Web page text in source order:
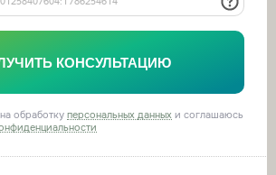
КОНСУЛЬТАЦИЮ
обработку персональных данных и соглашаюсь